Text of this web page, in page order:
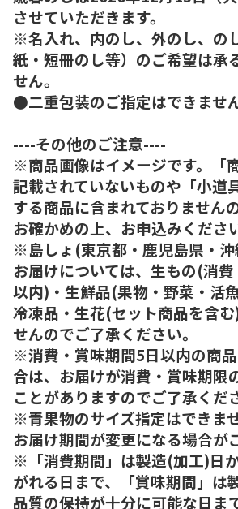
させていただきます。
※名入れ、内のし、外のし、の
紙・短冊のし等）のご希望は承
せん。
●二重包装のご指定はできません
----その他のご注意----
※商品画像はイメージです。「
記載されていないものや「小道
する商品に含まれておりません
お確かめの上、お申込みくださ
※島しょ(東京都・鹿児島県・
お届けについては、生もの(消
以内)・生鮮品(果物・野菜・活
冷凍品・生花(セット商品を含
せんのでご了承ください。
※消費・賞味期間5日以内の商
合は、お届けが消費・賞味期限
ことがありますのでご了承くだ
※青果物のサイズ指定はできま
お届け期間が変更になる場合が
※「消費期間」は製造(加工)日
がれる日まで、「賞味期間」は
品質の保持が十分に可能な日ま